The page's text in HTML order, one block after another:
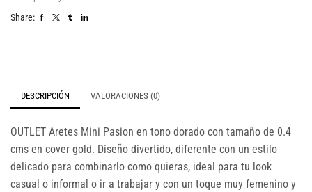
Share:
DESCRIPCIÓN VALORACIONES (0)
OUTLET Aretes Mini Pasion en tono dorado con tamaño de 0.4
cms en cover gold. Diseño divertido, diferente con un estilo
delicado para combinarlo como quieras, ideal para tu look
casual o informal o ir a trabajar y con un toque muy femenino y